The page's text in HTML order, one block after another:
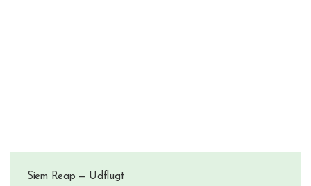
Siem Reap — Udflugt